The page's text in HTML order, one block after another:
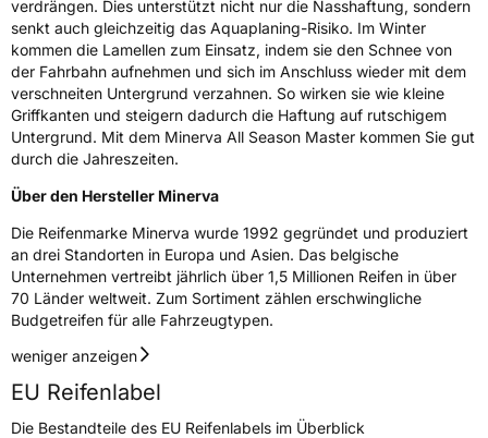
EisgripNein
EPREL ID508995
Allgemeine Produktsicherheit (GPSR)
HerstellerkontaktDeldo Autobanden NV, Essensteenweg 113
2930 Brasschaat, compliance@deldo.com
verdrängen. Dies unterstützt nicht nur die Nasshaftung, sondern
senkt auch gleichzeitig das Aquaplaning-Risiko. Im Winter
kommen die Lamellen zum Einsatz, indem sie den Schnee von
der Fahrbahn aufnehmen und sich im Anschluss wieder mit dem
verschneiten Untergrund verzahnen. So wirken sie wie kleine
Griffkanten und steigern dadurch die Haftung auf rutschigem
Untergrund. Mit dem Minerva All Season Master kommen Sie gut
durch die Jahreszeiten.
Über den Hersteller Minerva
Die Reifenmarke Minerva wurde 1992 gegründet und produziert
an drei Standorten in Europa und Asien. Das belgische
Unternehmen vertreibt jährlich über 1,5 Millionen Reifen in über
70 Länder weltweit. Zum Sortiment zählen erschwingliche
Budgetreifen für alle Fahrzeugtypen.
weniger anzeigen
EU Reifenlabel
Die Bestandteile des EU Reifenlabels im Überblick